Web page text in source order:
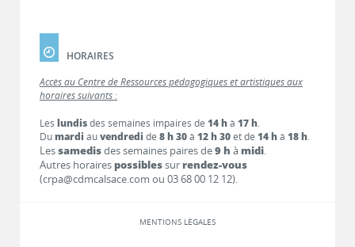
HORAIRES
Accès au Centre de Ressources pédagogiques et artistiques aux
horaires suivants :
Les lundisdes semaines impaires de 14 hà 17 h.
Dumardi auvendredi de 8 h 30à 12 h 30et de 14 hà 18 h.
Lessamedisdes semaines paires de9 h à midi.
Autres horaires possiblessur rendez-vous
(crpa@cdmcalsace.com ou 03 68 00 12 12).
MENTIONS LÉGALES